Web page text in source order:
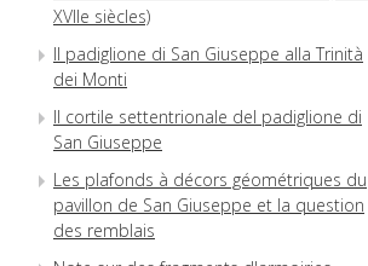
XVIIe siècles)
Il padiglione di San Giuseppe alla Trinità
dei Monti
Il cortile settentrionale del padiglione di
San Giuseppe
Les plafonds à décors géométriques du
pavillon de San Giuseppe et la question
des remblais